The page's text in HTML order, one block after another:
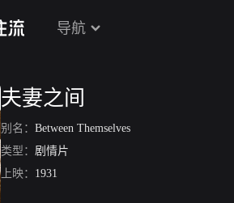
导航
夫妻之间
别名： Between Themselves
类型： 剧情片
上映： 1931